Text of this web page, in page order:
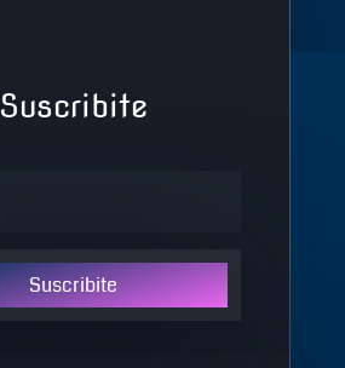
Suscribite
Suscribite